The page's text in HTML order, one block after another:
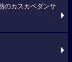
のカスカベダンサ